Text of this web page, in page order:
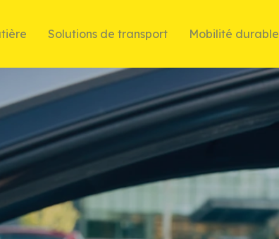
Solutions de transport Mobilité durable